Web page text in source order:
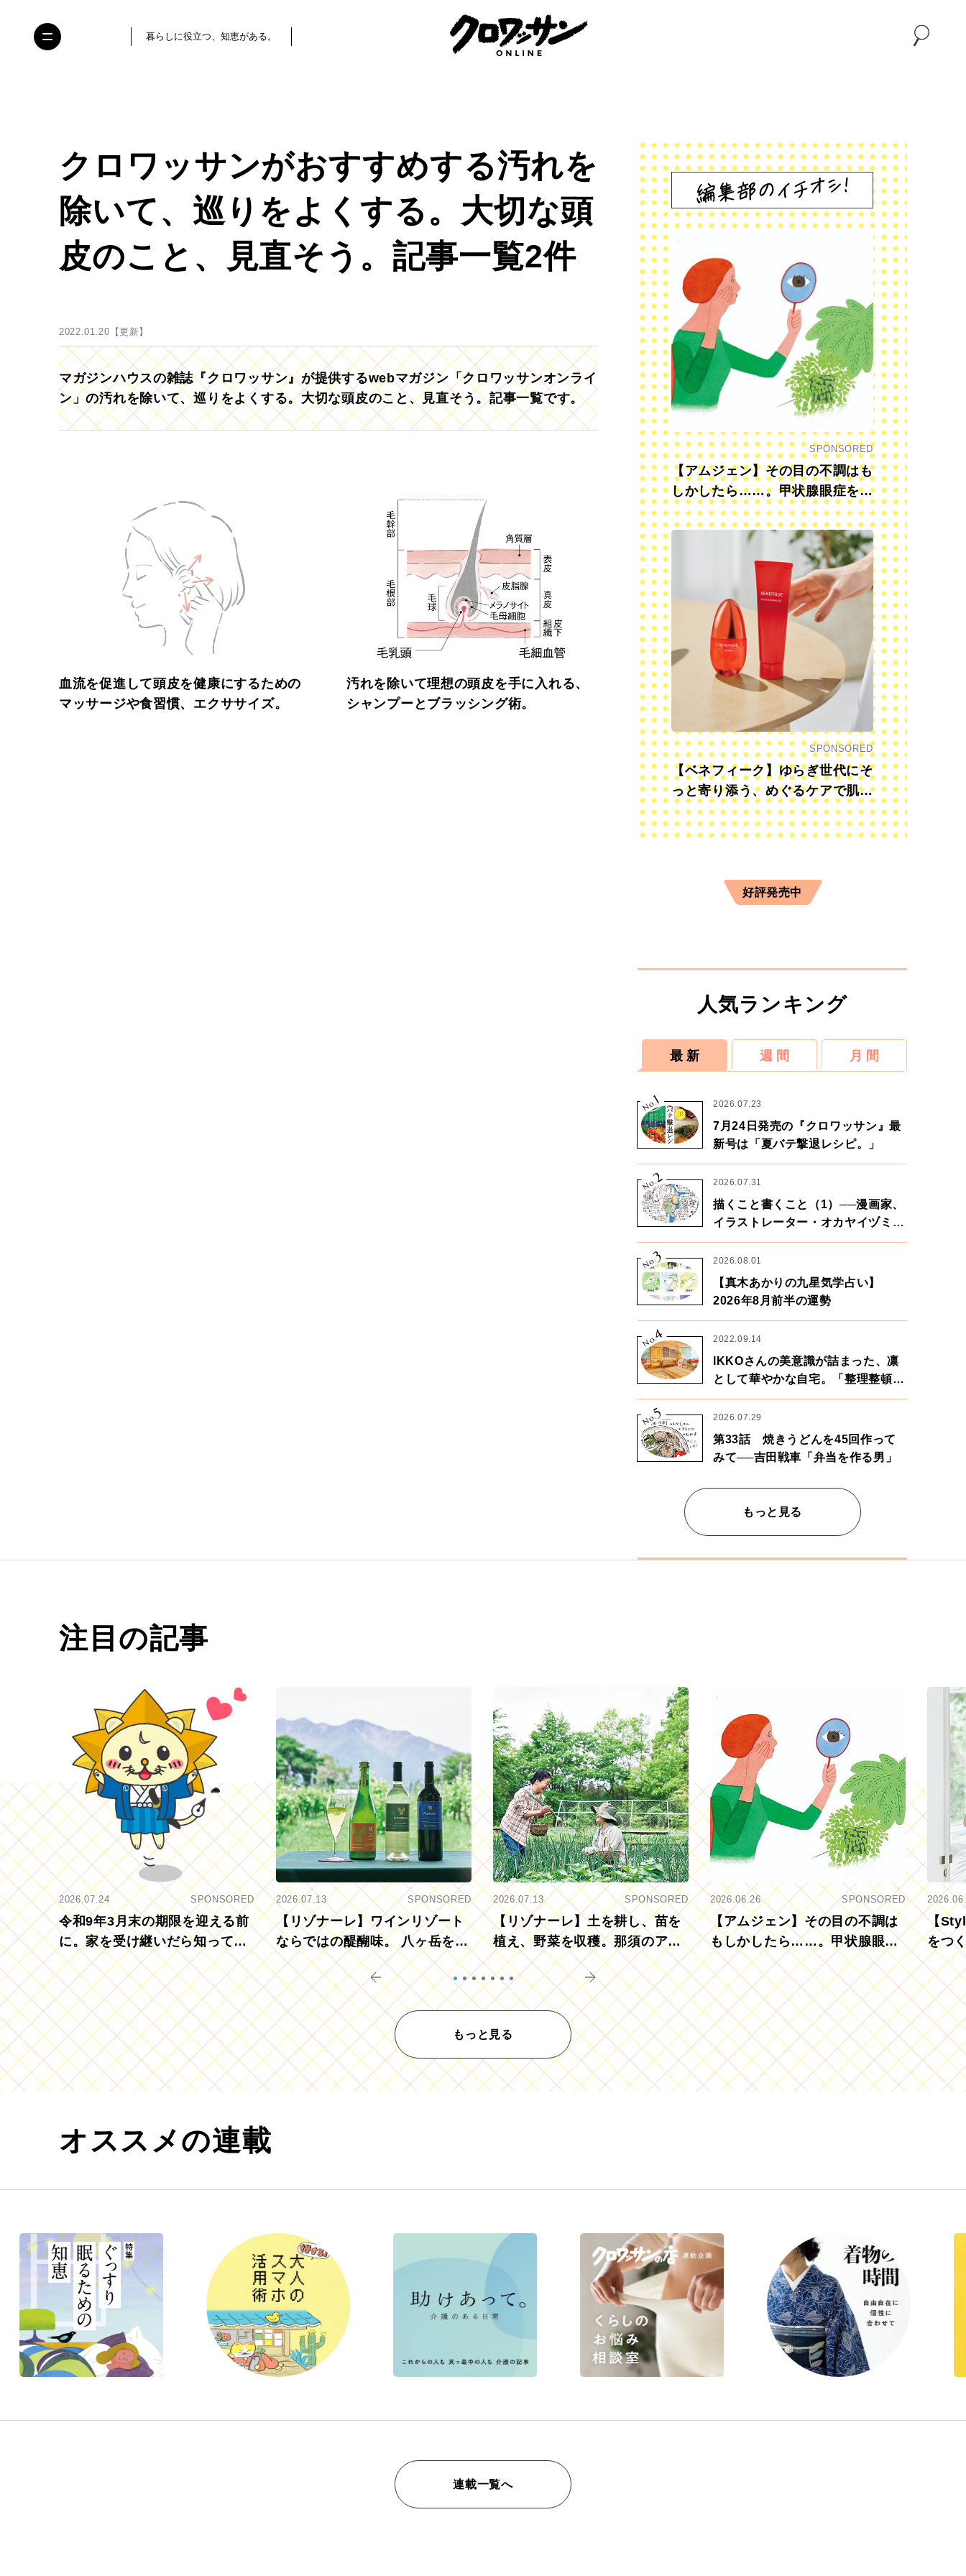
暮らしに役立つ、知恵がある。
クロワッサンがおすすめする汚れを
除いて、巡りをよくする。大切な頭
皮のこと、見直そう。記事一覧2件
2022.01.20【更新】
マガジンハウスの雑誌『クロワッサン』が提供するwebマガジン「クロワッサンオンライ
ン」の汚れを除いて、巡りをよくする。大切な頭皮のこと、見直そう。記事一覧です。
血流を促進して頭皮を健康にするための
マッサージや食習慣、エクササイズ。
汚れを除いて理想の頭皮を手に入れる、
シャンプーとブラッシング術。
SPONSORED
【アムジェン】その目の不調はも
しかしたら……。甲状腺眼症を知
っていますか？
SPONSORED
【ベネフィーク】ゆらぎ世代にそ
っと寄り添う、めぐるケアで肌も
心も前向きに
好評発売中
人気ランキング
最 新 週 間 月 間
No.
1 2026.07.23
7月24日発売の『クロワッサン』最
新号は「夏バテ撃退レシピ。」
No.2 2026.07.31
描くこと書くこと（1）──漫画家、
イラストレーター・オカヤイヅミさ
ん×漫画家・鶴谷香央理さん
No.
3 2026.08.01
【真木あかりの九星気学占い】
2026年8月前半の運勢
No.
4 2022.09.14
IKKOさんの美意識が詰まった、凛
として華やかな自宅。「整理整頓は
心のリズムが乱されないための作
業」。
No.
5 2026.07.29
第33話 焼きうどんを45回作って
みて──吉田戦車「弁当を作る男」
もっと見る
注目の記事
2026.07.24 SPONSORED
令和9年3月末の期限を迎える前
に。家を受け継いだら知ってお
きたい「相続登記の義務化」
2026.07.13 SPONSORED
【リゾナーレ】ワインリゾート
ならではの醍醐味。 八ヶ岳を望
むブドウ畑でアペロ
2026.07.13 SPONSORED
【リゾナーレ】土を耕し、苗を
植え、野菜を収穫。那須のアグ
リツーリズモを体験
2026.06.26 SPONSORED
【アムジェン】その目の不調は
もしかしたら……。甲状腺眼症
を知っていますか？
【
をつ
もっと見る
オススメの連載
連載一覧へ